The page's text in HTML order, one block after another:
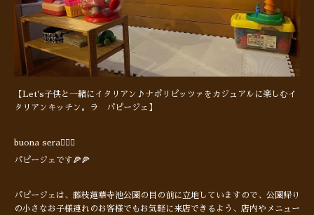
【Let's子供と一緒にイタリアン♪ナポリピッツァをカジュアルに楽しむイ
タリアンキッチン。ラ パピージェ】
buona sera🙋🏻‍♂️
パピージェです🍕🍕
パピージェは、藤枝蓮華寺池公園の目の前に立地していますので、公園帰り
の小さなお子様連れのお客様でもお気軽に来店できるよう、店内やメニュー